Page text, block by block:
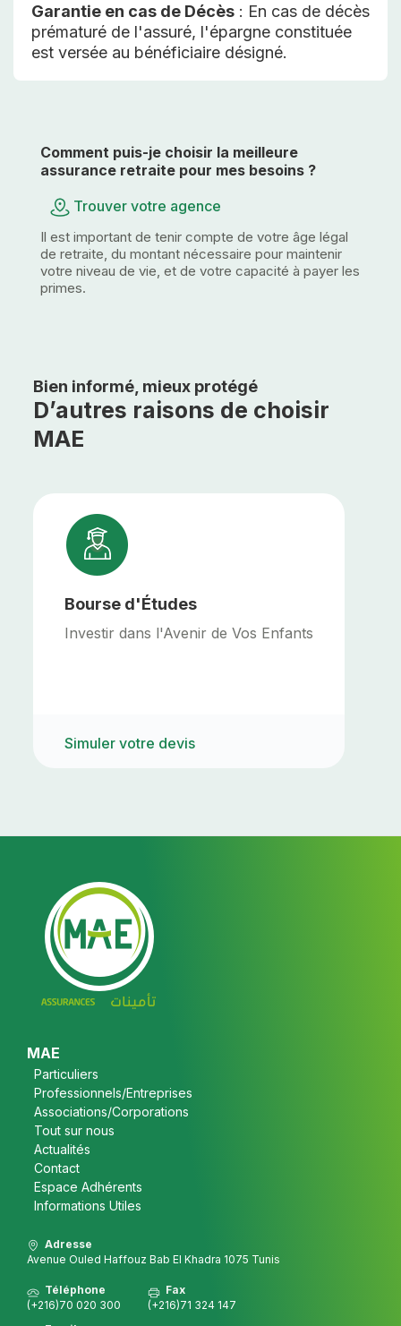
Garantie en cas de Décès : En cas de décès
prématuré de l'assuré, l'épargne constituée
est versée au bénéficiaire désigné.
Comment puis-je choisir la meilleure
assurance retraite pour mes besoins ?
Trouver votre agence
Il est important de tenir compte de votre âge légal
de retraite, du montant nécessaire pour maintenir
votre niveau de vie, et de votre capacité à payer les
primes.
Bien informé, mieux protégé
D’autres raisons de choisir
MAE
Bourse d'Études
Investir dans l'Avenir de Vos Enfants
Simuler votre devis
Footer
MAE
Particuliers
Professionnels/Entreprises
Associations/Corporations
Tout sur nous
Actualités
Contact
Espace Adhérents
Informations Utiles
Adresse
Avenue Ouled Haffouz Bab El Khadra 1075 Tunis
Téléphone
(+216)70 020 300
Fax
(+216)71 324 147